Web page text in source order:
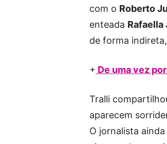
com o Roberto
enteada Rafaella
de forma
+ De uma vez
Tralli
aparecem
O jornalista